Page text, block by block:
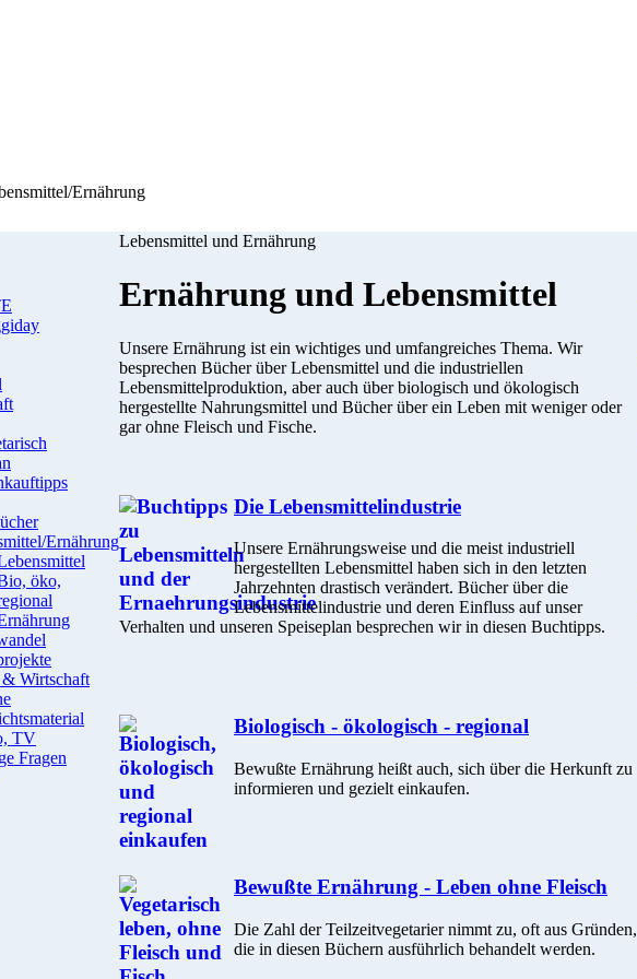
Ernährung
Ernährung
öko,
Wirtschaft
TV
Fragen
Lebensmittel und Ernährung
Ernährung und Lebensmittel
Unsere Ernährung ist ein wichtiges und umfangreiches Thema. Wir
besprechen Bücher über Lebensmittel und die industriellen
Lebensmittelproduktion, aber auch über biologisch und ökologisch
hergestellte Nahrungsmittel und Bücher über ein Leben mit weniger oder
gar ohne Fleisch und Fische.
Die Lebensmittelindustrie
Unsere Ernährungsweise und die meist industriell
hergestellten Lebensmittel haben sich in den letzten
Jahrzehnten drastisch verändert. Bücher über die
Lebensmittelindustrie und deren Einfluss auf unser
Verhalten und unseren Speiseplan besprechen wir in diesen Buchtipps.
Biologisch - ökologisch - regional
Bewußte Ernährung heißt auch, sich über die Herkunft zu
informieren und gezielt einkaufen.
Bewußte Ernährung - Leben ohne Fleisch
Die Zahl der Teilzeitvegetarier nimmt zu, oft aus Gründen,
die in diesen Büchern ausführlich behandelt werden.